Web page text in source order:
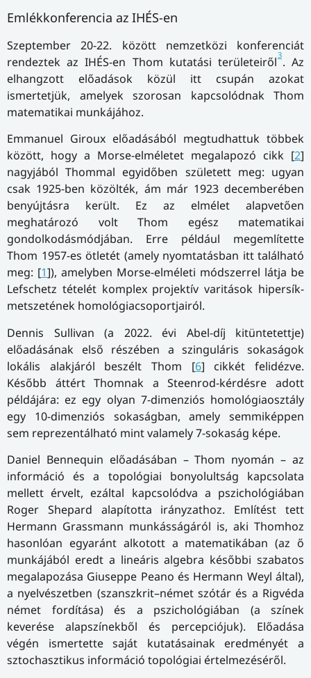
Emlékkonferencia az IHÉS-en
Szeptember 20-22. között nemzetközi konferenciát
rendeztek az IHÉS-en Thom kutatási területeiről3. Az
elhangzott előadások közül itt csupán azokat
ismertetjük, amelyek szorosan kapcsolódnak Thom
matematikai munkájához.
Emmanuel Giroux előadásából megtudhattuk többek
között, hogy a Morse-elméletet megalapozó cikk [2]
nagyjából Thommal egyidőben született meg: ugyan
csak 1925-ben közölték, ám már 1923 decemberében
benyújtásra került. Ez az elmélet alapvetően
meghatározó volt Thom egész matematikai
gondolkodásmódjában. Erre például megemlítette
Thom 1957-es ötletét (amely nyomtatásban itt található
meg: [1]), amelyben Morse-elméleti módszerrel látja be
Lefschetz tételét komplex projektív varitások hipersík-
metszetének homológiacsoportjairól.
Dennis Sullivan (a 2022. évi Abel-díj kitüntetettje)
előadásának első részében a szinguláris sokaságok
lokális alakjáról beszélt Thom [6] cikkét felidézve.
Később áttért Thomnak a Steenrod-kérdésre adott
példájára: ez egy olyan 7-dimenziós homológiaosztály
egy 10-dimenziós sokaságban, amely semmiképpen
sem reprezentálható mint valamely 7-sokaság képe.
Daniel Bennequin előadásában – Thom nyomán – az
információ és a topológiai bonyolultság kapcsolata
mellett érvelt, ezáltal kapcsolódva a pszichológiában
Roger Shepard alapította irányzathoz. Említést tett
Hermann Grassmann munkásságáról is, aki Thomhoz
hasonlóan egyaránt alkotott a matematikában (az ő
munkájából eredt a lineáris algebra későbbi szabatos
megalapozása Giuseppe Peano és Hermann Weyl által),
a nyelvészetben (szanszkrit–német szótár és a Rigvéda
német fordítása) és a pszichológiában (a színek
keverése alapszínekből és percepciójuk). Előadása
végén ismertette saját kutatásainak eredményét a
sztochasztikus információ topológiai értelmezéséről.